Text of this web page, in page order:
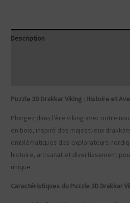
Description
Puzzle 3D Drakkar Viking : Histoire et
Plongez dans l’ère viking avec notre
en bois, inspiré des majestueux
emblématiques des explorateurs
histoire, artisanat et divertissement
unique.
Caractéristiques du Puzzle 3D Drakkar